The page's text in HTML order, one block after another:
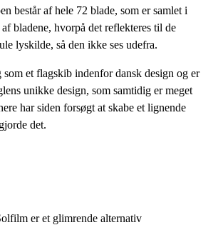
består af hele 72 blade, som er samlet i
bladene, hvorpå det reflekteres til de
lyskilde, så den ikke ses udefra.
som et flagskib indenfor dansk design og er
unikke design, som samtidig er meget
har siden forsøgt at skabe et lignende
det.
er et glimrende alternativ